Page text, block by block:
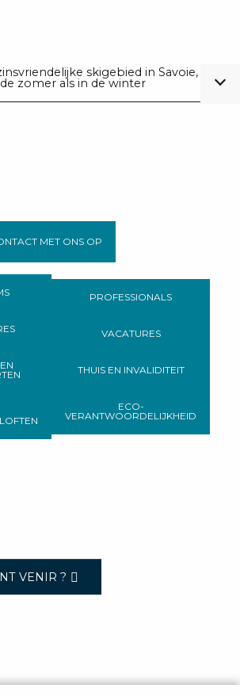
skigebied in Savoie,
zomer als in de winter
MET ONS OP
PROFESSIONALS
VACATURES
THUIS EN INVALIDITEIT
ECO-
VERANTWOORDELIJKHEID
VENIR ?